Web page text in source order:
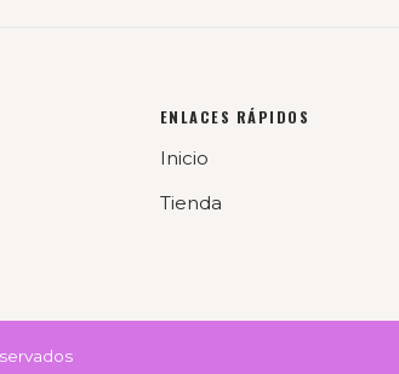
ENLACES RÁPIDOS
Inicio
Tienda